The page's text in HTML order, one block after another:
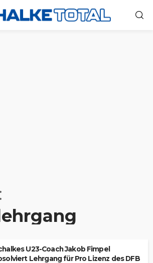
U23-Coach Jakob Fimpel
Lehrgang für Pro Lizenz des DFB